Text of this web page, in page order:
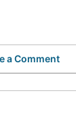
a Comment